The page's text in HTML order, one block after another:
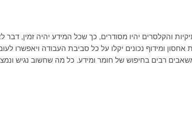
והקלסרים יהיו מסודרים, כך שכל המידע יהיה זמין, דבר
ומידוף נכונים יקלו על כל סביבת העבודה ויאפשרו
רבים בחיפוש של חומר ומידע. כל מה שחשוב נגיש